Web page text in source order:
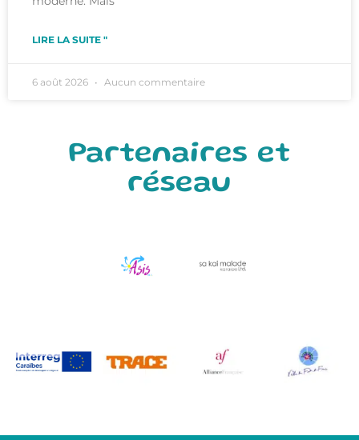
LIRE LA SUITE "
6 août 2026 Aucun commentaire
Partenaires et
réseau